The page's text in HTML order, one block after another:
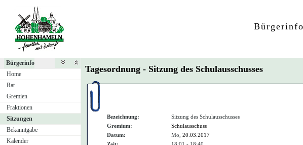
Bürgerinfo
Home
Rat
Gremien
Fraktionen
Sitzungen
Bekanntgabe
Kalender
Tagesordnung - Sitzung des Schulausschusses
Bezeichnung:
Sitzung des Schulausschusses
Gremium:
Schulausschuss
Datum:
Mo, 20.03.2017